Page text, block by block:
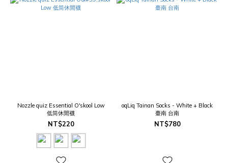
Nozzle quiz Essential O'skool Low
低筒休閒襪
NT$220
oqLiq Tainan Socks - White + Black
臺南 台南
NT$780